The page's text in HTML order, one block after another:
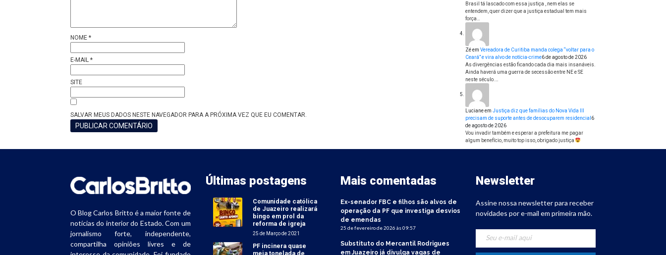
NOME *
E-MAIL *
SITE
SALVAR MEUS DADOS NESTE NAVEGADOR PARA A PRÓXIMA VEZ QUE EU COMENTAR.
Brasil tá lascado com essa justiça , nem elas se
entendem, quer dizer que a justiça estadual tem mais
força…
Zéem Vereadora de Curitiba manda colega “voltar para o
Ceará” e vira alvo de notícia-crime6 de agosto de 2026
As divergências estão ficando cada dia mais insanáveis.
Ainda haverá uma guerra de secessão entre NE e SE
neste século.…
Lucianeem Justiça diz que famílias do Nova Vida III
precisam de suporte antes de desocuparem residencial 6
de agosto de 2026
Vou invadir também e esperar a prefeitura me pagar
algum benefício, muito top isso, obrigado justiça
O Blog Carlos Britto é a maior fonte de
notícias do interior do Estado. Com um
jornalismo forte, independente,
compartilha opiniões livres e de
Últimas postagens
Comunidade católica
de Juazeiro realizará
bingo em prol da
reforma de igreja
25 de Março de 2021
PF incinera quase
meia tonelada de
Mais comentadas
Ex-senador FBC e filhos são alvos de
operação da PF que investiga desvios
de emendas
25 de fevereiro de 2026 às 09:57
Substituto do Mercantil Rodrigues
em Juazeiro já divulga vagas de
Newsletter
Assine nossa newsletter para receber
novidades por e-mail em primeira mão.